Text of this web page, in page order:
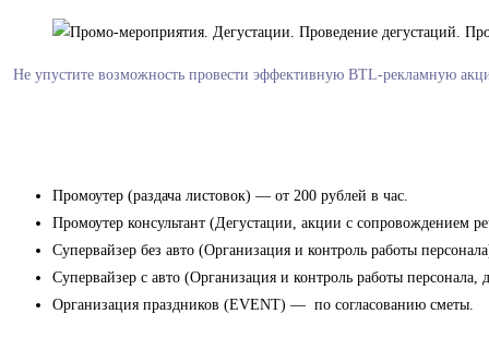
Не упустите возможность провести эффективную BTL-рекламную
Промоутер (раздача листовок) — от 200 рублей в час.
Промоутер консультант (Дегустации, акции с сопровождением
Супервайзер без авто (Организация и контроль работы
Супервайзер с авто (Организация и контроль работы
Организация праздников (EVENT) — по согласованию сметы.